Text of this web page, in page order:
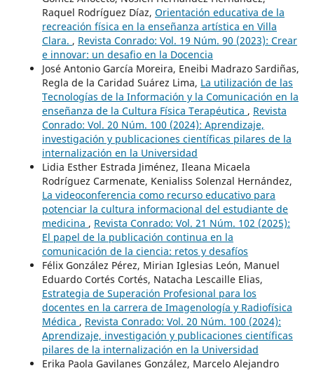
Raquel Rodríguez Díaz, Orientación educativa de la
recreación física en la enseñanza artística en Villa
Clara. , Revista Conrado: Vol. 19 Núm. 90 (2023): Crear
e innovar: un desafio en la Docencia
José Antonio García Moreira, Eneibi Madrazo Sardiñas,
Regla de la Caridad Suárez Lima, La utilización de las
Tecnologías de la Información y la Comunicación en la
enseñanza de la Cultura Física Terapéutica , Revista
Conrado: Vol. 20 Núm. 100 (2024): Aprendizaje,
investigación y publicaciones científicas pilares de la
internalización en la Universidad
Lidia Esther Estrada Jiménez, Ileana Micaela
Rodríguez Carmenate, Kenialiss Solenzal Hernández,
La videoconferencia como recurso educativo para
potenciar la cultura informacional del estudiante de
medicina , Revista Conrado: Vol. 21 Núm. 102 (2025):
El papel de la publicación continua en la
comunicación de la ciencia: retos y desafíos
Félix González Pérez, Mirian Iglesias León, Manuel
Eduardo Cortés Cortés, Natacha Lescaille Elias,
Estrategia de Superación Profesional para los
docentes en la carrera de Imagenología y Radiofísica
Médica , Revista Conrado: Vol. 20 Núm. 100 (2024):
Aprendizaje, investigación y publicaciones científicas
pilares de la internalización en la Universidad
Erika Paola Gavilanes González, Marcelo Alejandro